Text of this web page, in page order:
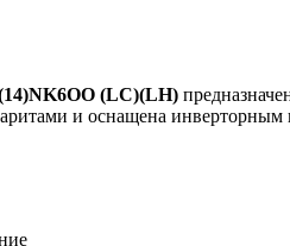
(LC)(LH)
и оснащена инверторным